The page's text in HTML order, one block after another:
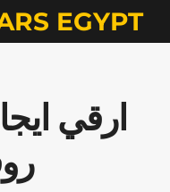
EGYPT
ارقي